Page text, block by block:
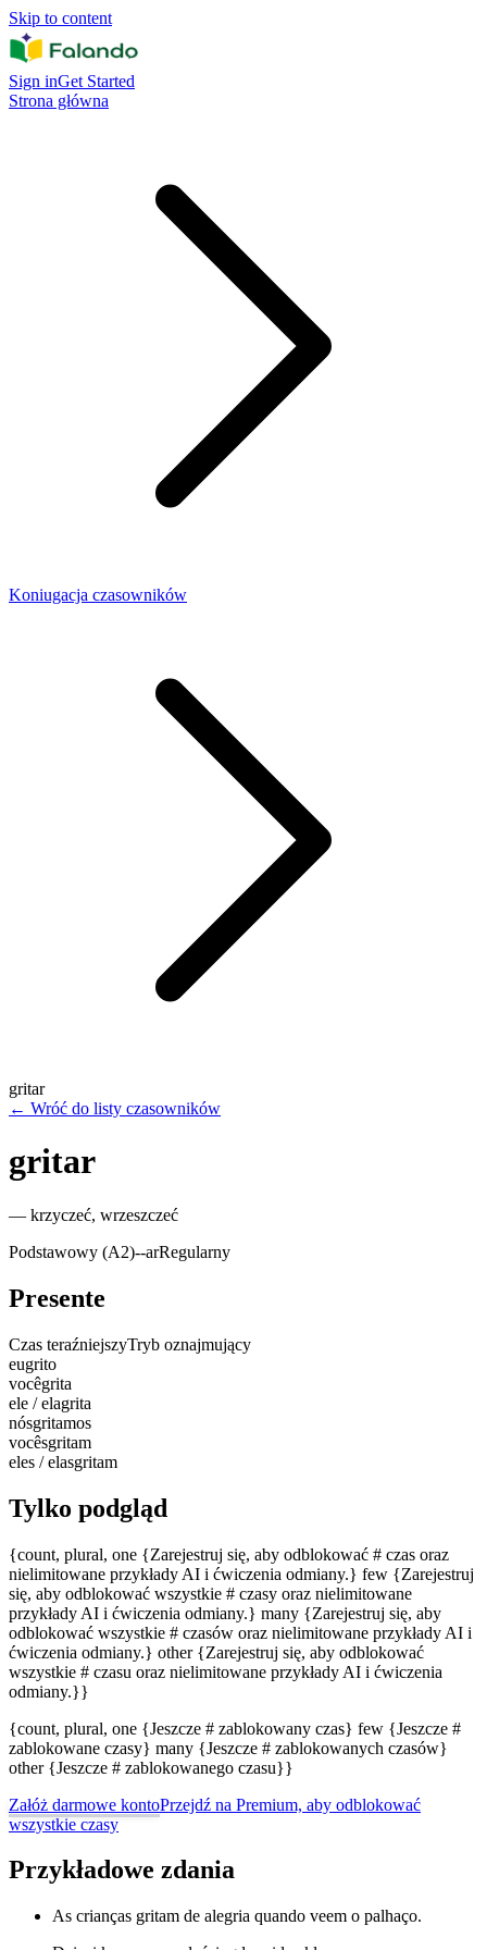
Skip to content
Sign inGet Started
Strona główna
Koniugacja czasowników
gritar
← Wróć do listy czasowników
gritar
— krzyczeć, wrzeszczeć
Podstawowy (A2)--arRegularny
Presente
Czas teraźniejszyTryb oznajmujący
eugrito
vocêgrita
ele / elagrita
nósgritamos
vocêsgritam
eles / elasgritam
Tylko podgląd
{count, plural, one {Zarejestruj się, aby odblokować # czas oraz
nielimitowane przykłady AI i ćwiczenia odmiany.} few {Zarejestruj
się, aby odblokować wszystkie # czasy oraz nielimitowane
przykłady AI i ćwiczenia odmiany.} many {Zarejestruj się, aby
odblokować wszystkie # czasów oraz nielimitowane przykłady AI i
ćwiczenia odmiany.} other {Zarejestruj się, aby odblokować
wszystkie # czasu oraz nielimitowane przykłady AI i ćwiczenia
odmiany.}}
{count, plural, one {Jeszcze # zablokowany czas} few {Jeszcze #
zablokowane czasy} many {Jeszcze # zablokowanych czasów}
other {Jeszcze # zablokowanego czasu}}
Załóż darmowe kontoPrzejdź na Premium, aby odblokować
wszystkie czasy
Przykładowe zdania
As crianças gritam de alegria quando veem o palhaço.